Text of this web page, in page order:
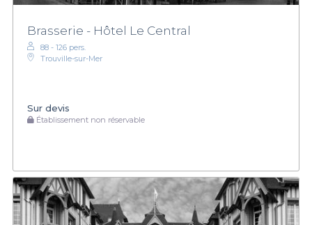
Brasserie - Hôtel Le Central
88 - 126 pers.
Trouville-sur-Mer
Sur devis
Établissement non réservable